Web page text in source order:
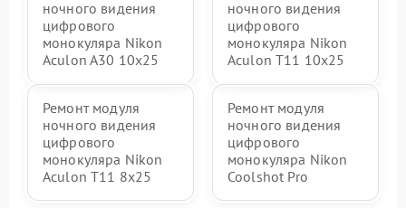
ночного видения
цифрового
монокуляра Nikon
Aculon A30 10x25
ночного видения
цифрового
монокуляра Nikon
Aculon T11 10x25
Ремонт модуля
ночного видения
цифрового
монокуляра Nikon
Aculon T11 8x25
Ремонт модуля
ночного видения
цифрового
монокуляра Nikon
Coolshot Pro